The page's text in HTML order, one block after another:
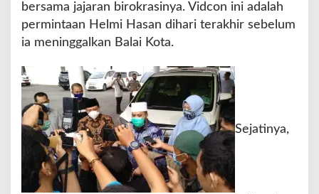
P
e
e
s
a
n
P
T
B
bersama jajaran birokrasinya. Vidcon ini adalah
permintaan Helmi Hasan dihari terakhir sebelum
ia meninggalkan Balai Kota.
Sejatinya,